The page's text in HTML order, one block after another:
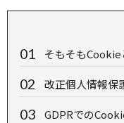
そもそもCookie
改正個人情報保
GDPRでの